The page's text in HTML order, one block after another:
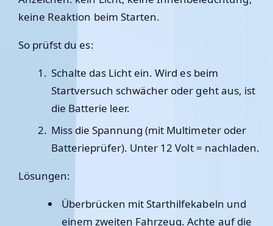
keine Reaktion beim Starten.
So prüfst du es:
Schalte das Licht ein. Wird es beim
Startversuch schwächer oder geht aus, ist
die Batterie leer.
Miss die Spannung (mit Multimeter oder
Batterieprüfer). Unter 12 Volt = nachladen.
Lösungen:
Überbrücken mit Starthilfekabeln und
einem zweiten Fahrzeug. Achte auf die